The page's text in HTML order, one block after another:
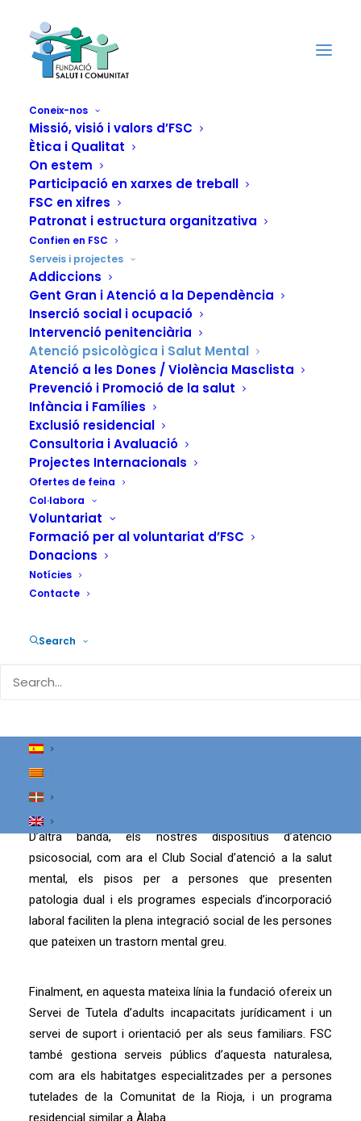
Coneix-nos
Missió, visió i valors d’FSC
Ètica i Qualitat
On estem
Participació en xarxes de treball
FSC en xifres
Patronat i estructura organitzativa
Confien en FSC
Serveis i projectes
Addiccions
Gent Gran i Atenció a la Dependència
Inserció social i ocupació
Intervenció penitenciària
Atenció psicològica i Salut Mental
Atenció a les Dones / Violència Masclista
Prevenció i Promoció de la salut
Infància i Famílies
Exclusió residencial
Consultoria i Avaluació
Projectes Internacionals
Ofertes de feina
Col·labora
Voluntariat
Formació per al voluntariat d’FSC
Donacions
Notícies
Contacte
Search
Atenció psicològica
i Salut Mental
Professionals de la Psicologia i la
Psiquiatria amb un mínim de 20
anys d'experiència en Salut Mental
Amb més de 20 anys
d'experiència, l'equip de
professionals de la nostra entitat
està format per experts amb
perfils molt variats i amb una
àmplia formació i experiència en la
conflictes i patologies de molt diversa naturalesa
familiars, dificultats per viure equilibradament
l’homosexualitat, etc.)
D’altra banda, els nostres dispositius d’atenció
psicosocial, com ara el Club Social d’atenció a la salut
mental, els pisos per a persones que presenten
patologia dual i els programes especials d’incorporació
laboral faciliten la plena integració social de les persones
que pateixen un trastorn mental greu.
Finalment, en aquesta mateixa línia la fundació ofereix un
Servei de Tutela d’adults incapacitats jurídicament i un
servei de suport i orientació per als seus familiars. FSC
també gestiona serveis públics d’aquesta naturalesa,
com ara els habitatges especialitzades per a persones
tutelades de la Comunitat de la Rioja, i un programa
residencial similar a Àlaba.